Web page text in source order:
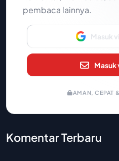
pembaca lainnya.
Masuk
Masuk
AMAN, CEPAT
Komentar Terbaru